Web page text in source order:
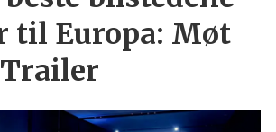
til Europa: Møt